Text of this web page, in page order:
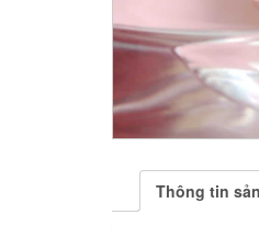
Thông tin